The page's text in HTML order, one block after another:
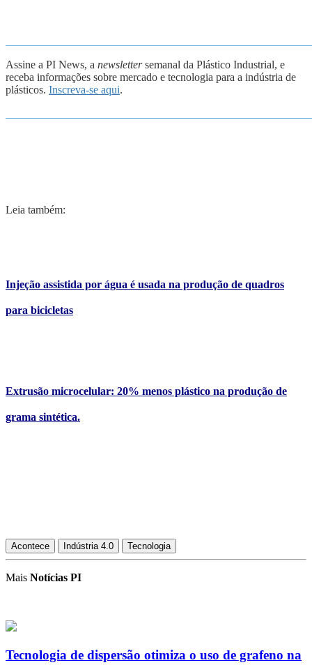
Assine a PI News, a newslettersemanal da Plástico Industrial, e
receba informações sobre mercado e tecnologia para a indústria de
plásticos. Inscreva-se aqui.
Leia também:
Injeção assistida por água é usada na produção de quadros
para bicicletas
Extrusão microcelular: 20% menos plástico na produção de
grama sintética.
Acontece Indústria 4.0 Tecnologia
Mais Notícias PI
Tecnologia de dispersão otimiza o uso de grafeno na